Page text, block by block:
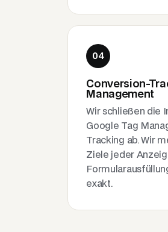
04
Conversion-
Management
Wir schließen die
Google Tag
Tracking ab. Wir
Ziele jeder
exakt.